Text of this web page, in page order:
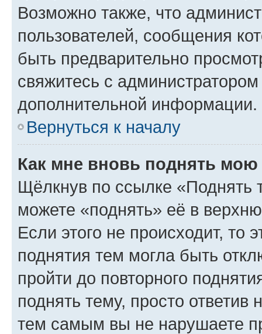
Возможно также, что
пользователей, сообщения
быть предварительно
свяжитесь с
дополнительной информации.
Вернуться к началу
Как мне вновь поднять мою
Щёлкнув по ссылке «Поднять
можете «поднять» её в
Если этого не происходит, то
поднятия тем могла быть
пройти до повторного
поднять тему, просто ответив
тем самым вы не нарушаете